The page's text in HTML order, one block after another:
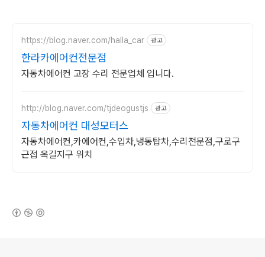
https://blog.naver.com/halla_car 광고
한라카에어컨전문점
자동차에어컨 고장 수리 전문업체 입니다.
http://blog.naver.com/tjdeogustjs 광고
자동차에어컨 대성모터스
자동차에어컨,카에어컨,수입차,냉동탑차,수리전문점,구로구
근접 옥길지구 위치